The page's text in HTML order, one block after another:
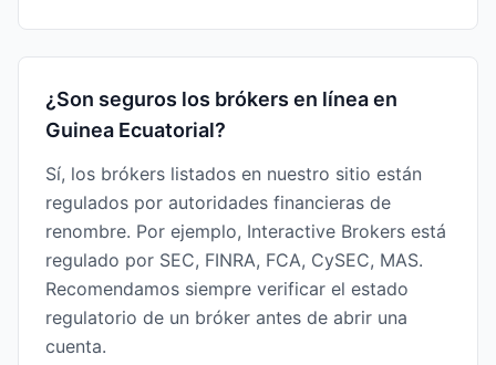
¿Son seguros los brókers en línea en
Guinea Ecuatorial?
Sí, los brókers listados en nuestro sitio están
regulados por autoridades financieras de
renombre. Por ejemplo, Interactive Brokers está
regulado por SEC, FINRA, FCA, CySEC, MAS.
Recomendamos siempre verificar el estado
regulatorio de un bróker antes de abrir una
cuenta.